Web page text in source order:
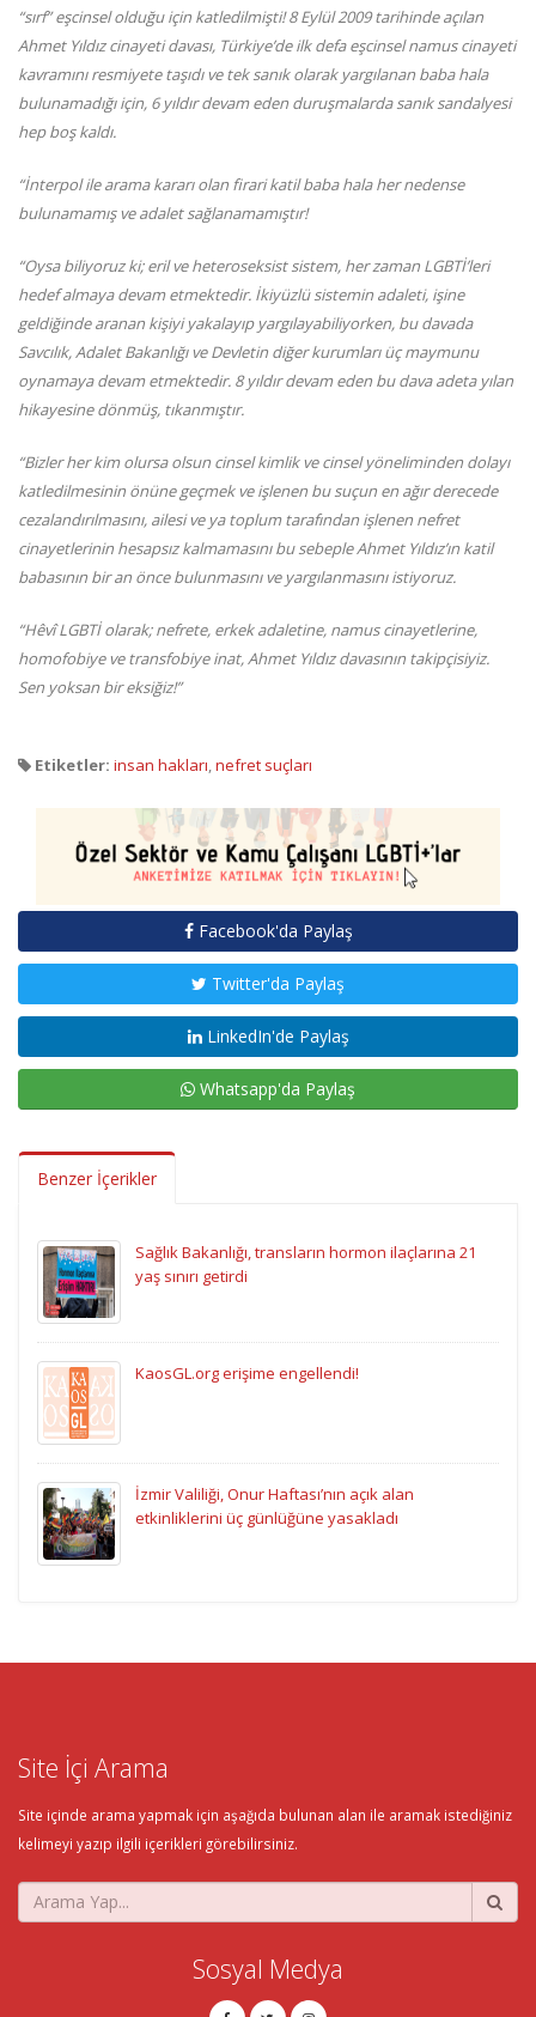
“sırf” eşcinsel olduğu için katledilmişti! 8 Eylül 2009 tarihinde açılan
Ahmet Yıldız cinayeti davası, Türkiye’de ilk defa eşcinsel namus cinayeti
kavramını resmiyete taşıdı ve tek sanık olarak yargılanan baba hala
bulunamadığı için, 6 yıldır devam eden duruşmalarda sanık sandalyesi
hep boş kaldı.
“İnterpol ile arama kararı olan firari katil baba hala her nedense
bulunamamış ve adalet sağlanamamıştır!
“Oysa biliyoruz ki; eril ve heteroseksist sistem, her zaman LGBTİ’leri
hedef almaya devam etmektedir. İkiyüzlü sistemin adaleti, işine
geldiğinde aranan kişiyi yakalayıp yargılayabiliyorken, bu davada
Savcılık, Adalet Bakanlığı ve Devletin diğer kurumları üç maymunu
oynamaya devam etmektedir. 8 yıldır devam eden bu dava adeta yılan
hikayesine dönmüş, tıkanmıştır.
“Bizler her kim olursa olsun cinsel kimlik ve cinsel yöneliminden dolayı
katledilmesinin önüne geçmek ve işlenen bu suçun en ağır derecede
cezalandırılmasını, ailesi ve ya toplum tarafından işlenen nefret
cinayetlerinin hesapsız kalmamasını bu sebeple Ahmet Yıldız’ın katil
babasının bir an önce bulunmasını ve yargılanmasını istiyoruz.
“Hêvî LGBTİ olarak; nefrete, erkek adaletine, namus cinayetlerine,
homofobiye ve transfobiye inat, Ahmet Yıldız davasının takipçisiyiz.
Sen yoksan bir eksiğiz!”
Etiketler: insan hakları,nefret suçları
Facebook'da Paylaş
Twitter'da Paylaş
LinkedIn'de Paylaş
Whatsapp'da Paylaş
Benzer İçerikler
Sağlık Bakanlığı, transların hormon ilaçlarına 21
yaş sınırı getirdi
KaosGL.org erişime engellendi!
İzmir Valiliği, Onur Haftası’nın açık alan
etkinliklerini üç günlüğüne yasakladı
Site İçi Arama
Site içinde arama yapmak için aşağıda bulunan alan ile aramak istediğiniz
kelimeyi yazıp ilgili içerikleri görebilirsiniz.
Sosyal Medya